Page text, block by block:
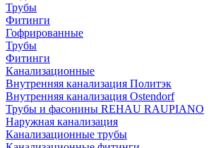
Трубы
Фитинги
Гофрированные
Трубы
Фитинги
Канализационные
Внутренняя канализация Политэк
Внутренняя канализация Ostendorf
Трубы и фасонины REHAU RAUPIANO
Наружная канализация
Канализационные трубы